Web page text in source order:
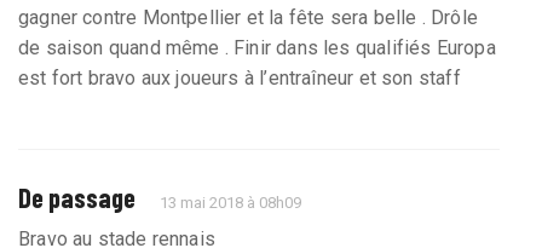
gagner contre Montpellier et la fête sera belle . Drôle
de saison quand même . Finir dans les qualifiés Europa
est fort bravo aux joueurs à l’entraîneur et son staff
De passage 13 mai 2018 à 08h09
Bravo au stade rennais